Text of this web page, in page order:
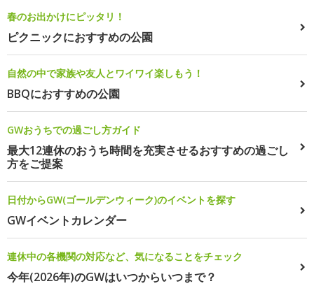
春のお出かけにピッタリ！
ピクニックにおすすめの公園
自然の中で家族や友人とワイワイ楽しもう！
BBQにおすすめの公園
GWおうちでの過ごし方ガイド
最大12連休のおうち時間を充実させるおすすめの過ごし
方をご提案
日付からGW(ゴールデンウィーク)のイベントを探す
GWイベントカレンダー
連休中の各機関の対応など、気になることをチェック
今年(2026年)のGWはいつからいつまで？